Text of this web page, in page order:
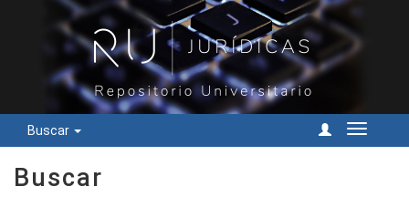
Buscar
Cambiar
Buscar